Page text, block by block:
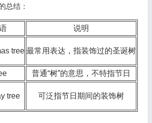
总结：
说明
tree 最常用表达，指装饰过的圣诞树
普通“树”的意思，不特指节日
tree 可泛指节日期间的装饰树